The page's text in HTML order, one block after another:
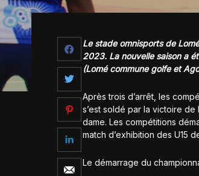
Le stade omnisports de
2023. La nouvelle saison a
(Lomé commune golfe et
Après trois d’arrêt, les
s’est soldé par la victoire
dame. Les compétitions
match d’exhibition des U15
Le démarrage du